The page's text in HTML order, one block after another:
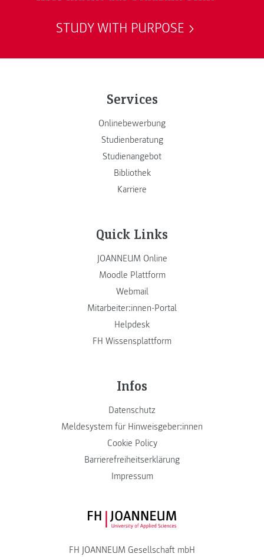
STUDY WITH PURPOSE
Services
Onlinebewerbung
Studienberatung
Studienangebot
Bibliothek
Karriere
Quick Links
JOANNEUM Online
Moodle Plattform
Webmail
Mitarbeiter:innen-Portal
Helpdesk
FH Wissensplattform
Infos
Datenschutz
Meldesystem für Hinweisgeber:innen
Cookie Policy
Barrierefreiheitserklärung
Impressum
FH JOANNEUM Logo
FH JOANNEUM Gesellschaft mbH